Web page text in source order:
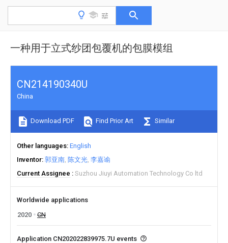
一种用于立式纱团包覆机的包膜模组
CN214190340U
China
Download PDF Find Prior Art Similar
Other languages English
Inventor 郭亚南 陈文光 李嘉谕
Current Assignee
Suzhou Jiuyi Automation Technology Co ltd
Worldwide applications
2020
CN
Application CN202022839975.7U events